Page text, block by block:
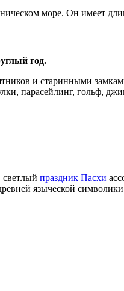
море. Он имеет
год.
и старинными
парасейлинг, гольф,
светлый праздник Пасхи
языческой